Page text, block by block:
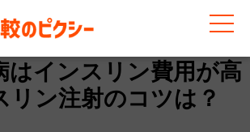
猫 猫の病気・症状 猫の糖尿病はイ
はインスリン費用が高
リン注射のコツは？